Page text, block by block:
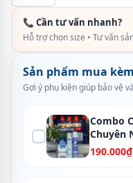
📞 Cần tư vấn nhanh?
Hỗ trợ chọn size • Tư vấn
Sản phẩm mua kèm
Gợi ý phụ kiện giúp bảo vệ
Combo
Chuyên
190.000₫